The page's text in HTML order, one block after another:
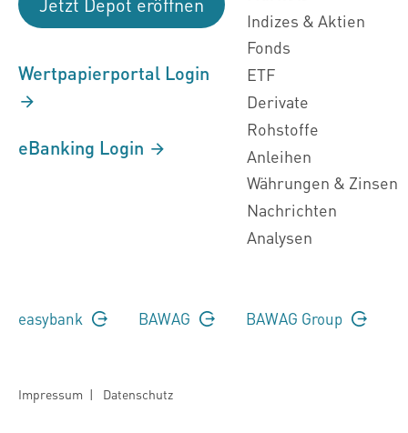
Wertpapierportal Login
eBanking Login
Indizes & Aktien
Fonds
ETF
Derivate
Rohstoffe
Anleihen
Währungen & Zinsen
Nachrichten
Analysen
easybank BAWAG BAWAG Group
Impressum | Datenschutz